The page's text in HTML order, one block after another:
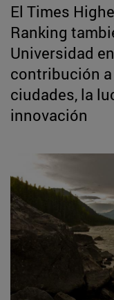
El Times
Ranking
Universidad
contribución
ciudades, la
innovación